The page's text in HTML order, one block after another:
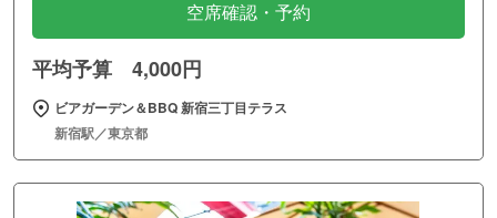
空席確認・予約
平均予算 4,000円
ビアガーデン＆BBQ 新宿三丁目テラス
新宿駅／東京都